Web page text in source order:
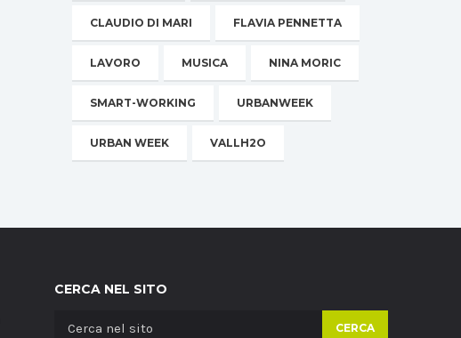
CLAUDIO DI MARI FLAVIA PENNETTA
LAVORO MUSICA NINA MORIC
SMART-WORKING URBANWEEK
URBAN WEEK VALLH2O
CERCA NEL SITO
CERCA